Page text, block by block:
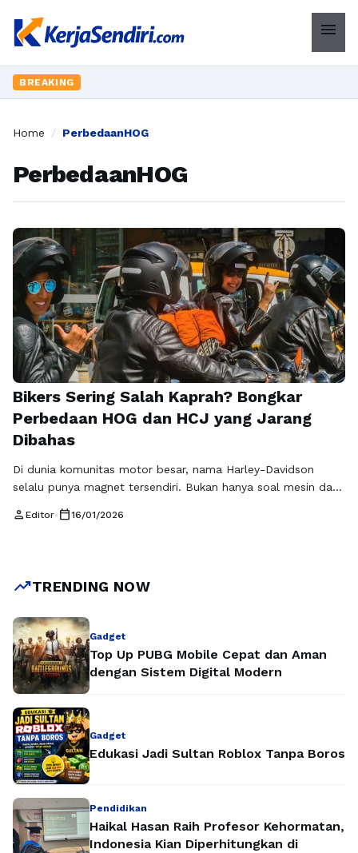
menu
BREAKING
Home / PerbedaanHOG
PerbedaanHOG
Bikers Sering Salah Kaprah? Bongkar
Perbedaan HOG dan HCJ yang Jarang
Dibahas
Di dunia komunitas motor besar, nama Harley-Davidson
selalu punya magnet tersendiri. Bukan hanya soal mesin dan
kebanggaan sebagai pengendara. Di sinilah sering muncul
bersaing, padahal …Baca Selengkapnya
person Editor• calendar_today16/01/2026
trending_upTRENDING NOW
Gadget
Top Up PUBG Mobile Cepat dan Aman
dengan Sistem Digital Modern
Gadget
Edukasi Jadi Sultan Roblox Tanpa Boros
Pendidikan
Haikal Hasan Raih Profesor Kehormatan,
Indonesia Kian Diperhitungkan di